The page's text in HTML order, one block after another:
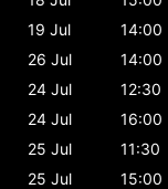
19 Jul
14:00
26 Jul
14:00
24 Jul
12:30
24 Jul
16:00
25 Jul
11:30
25 Jul
15:00